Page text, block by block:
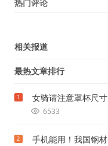
热门评论
相关报道
最热文章排行
1 女骑请注意罩杯尺寸
6533
2 手机能用！我国钢